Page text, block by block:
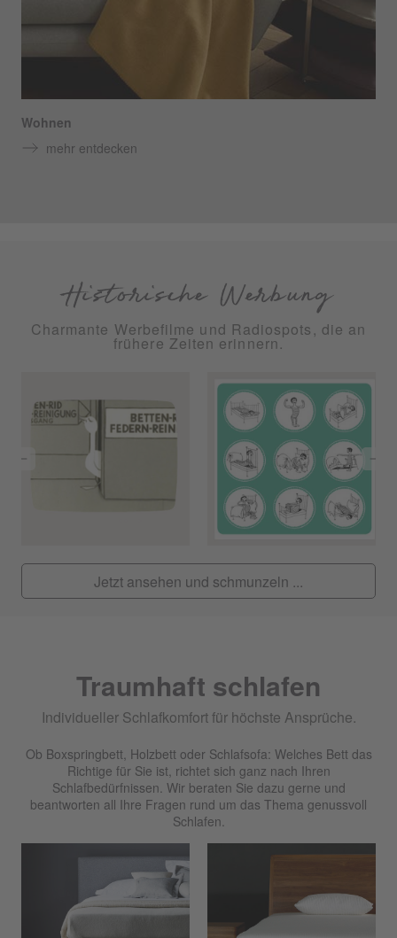
Wohnen
mehr entdecken
Charmante Werbefilme und Radiospots, die an
frühere Zeiten erinnern.
Historische Werbung
Jetzt ansehen und schmunzeln ...
Individueller Schlafkomfort für höchste Ansprüche.
Traumhaft schlafen
Ob Boxspringbett, Holzbett oder Schlafsofa: Welches Bett das
Richtige für Sie ist, richtet sich ganz nach Ihren
Schlafbedürfnissen. Wir beraten Sie dazu gerne und
beantworten all Ihre Fragen rund um das Thema genussvoll
Schlafen.